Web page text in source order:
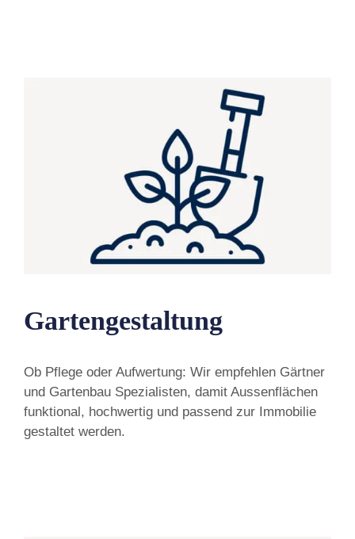
Gartengestaltung
Ob Pflege oder Aufwertung: Wir empfehlen Gärtner
und Gartenbau Spezialisten, damit Aussenflächen
funktional, hochwertig und passend zur Immobilie
gestaltet werden.